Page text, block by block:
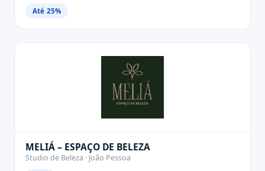
Até 25%
MELIÁ – ESPAÇO DE BELEZA
Studio de Beleza · João Pessoa